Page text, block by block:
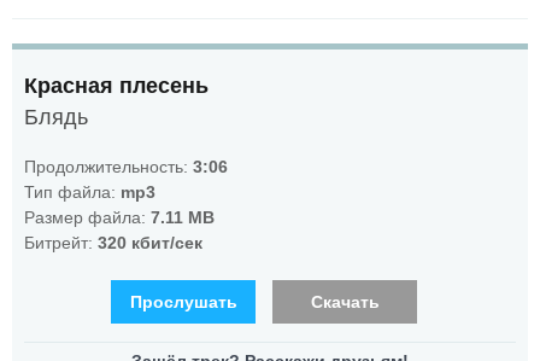
Красная плесень
Блядь
Продолжительность: 3:06
Тип файла: mp3
Размер файла: 7.11 MB
Битрейт: 320 кбит/сек
Прослушать Скачать